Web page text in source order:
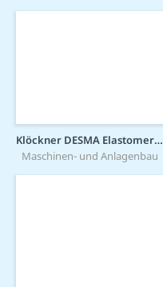
Klöckner DESMA Elastomertechnik GmbH
Maschinen- und Anlagenbau